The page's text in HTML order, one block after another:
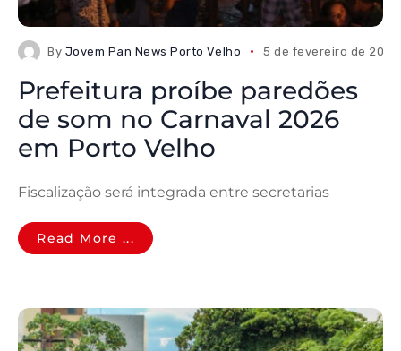
By Jovem Pan News Porto Velho 5 de fevereiro de 2026
Prefeitura proíbe paredões
de som no Carnaval 2026
em Porto Velho
Fiscalização será integrada entre secretarias
Read More ...